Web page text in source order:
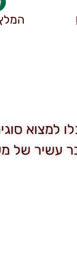
למצוא
עשיר של